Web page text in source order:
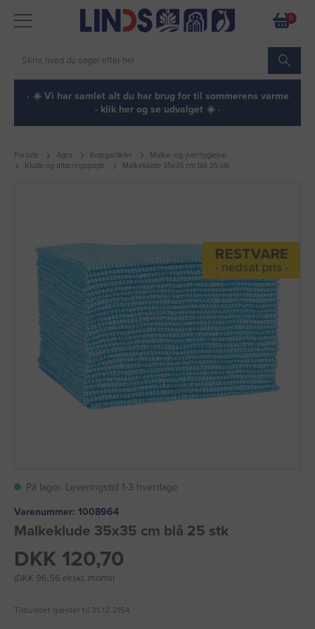
0
· ☀️ Vi har samlet alt du har brug for til sommerens varme
- klik her og se udvalget ☀️ ·
Forside Agro Kvægartikler
Malke- og yverhygiejne
Klude og aftørringspapir
Malkeklude 35x35 cm blå 25 stk
På lager. Leveringstid 1-3 hverdage
Varenummer: 1008964
Malkeklude 35x35 cm blå 25 stk
DKK 120,70
(DKK 96,56 ekskl. moms)
Tilbuddet gælder til 31-12-2154